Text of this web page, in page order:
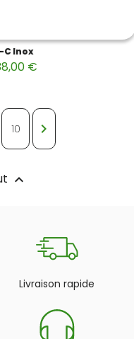
C Inox
€
10 

Livraison rapide